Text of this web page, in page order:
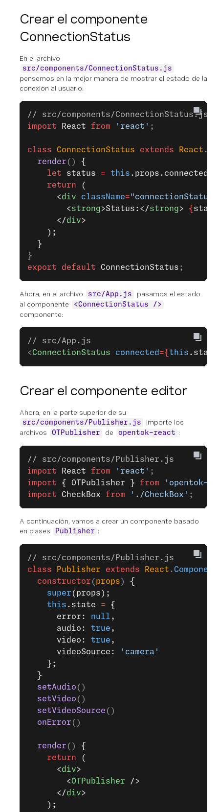
Crear el componente
ConnectionStatus
En el archivo
src/components/ConnectionStatus.js
pensemos en la mejor manera de mostrar el estado de la
conexión al usuario:
// src/components/ConnectionStatus.js
import React from 'react' ;
class ConnectionStatus extends React .
  render
() {
    let
status = this .props.connected
    return
(
      <
div className="connectionStatus"
        <
strong>Status:</strong> {
      </
div>
    );
  }
}
export default ConnectionStatus ;
Ahora, en el archivo src/App.js
pasamos el estado
al componente
<ConnectionStatus />
componente:
// src/App.js
<ConnectionStatus connected ={ this
Crear el componente editor
Ahora, en la parte superior de su
src/components/Publisher.js
importe los
archivos
OTPublisher de opentok-react :
// src/components/Publisher.js
import React from 'react' ;
import { OTPublisher } from 'opentok-
import CheckBox from './CheckBox' ;
A continuación, vamos a crear un componente basado
en clases
Publisher :
// src/components/Publisher.js
class Publisher extends React .Component
  constructor
( props ) {
    super
(props);
    this
.state = {
      error:
null ,
      audio:
true ,
      video:
true ,
      videoSource:
'camera'
    };
  }
  setAudio
()
  setVideo
()
  setVideoSource
()
  onError
()
  render
() {
    return
(
      <
div>
        <
OTPublisher />
      </
div>
    );